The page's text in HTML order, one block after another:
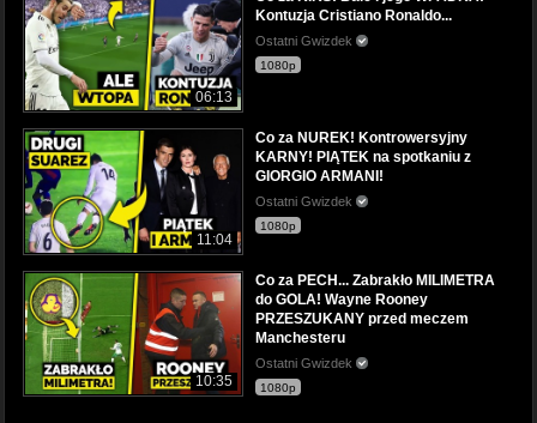
06:13
Kontuzja Cristiano Ronaldo...
Ostatni Gwizdek
1080p
11:04
Co za NUREK! Kontrowersyjny
KARNY! PIĄTEK na spotkaniu z
GIORGIO ARMANI!
Ostatni Gwizdek
1080p
10:35
Co za PECH... Zabrakło MILIMETRA
do GOLA! Wayne Rooney
PRZESZUKANY przed meczem
Manchesteru
Ostatni Gwizdek
1080p